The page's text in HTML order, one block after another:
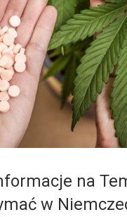
w całych Niemczech
marihuany, która
z nowego leku na receptę.
tego […]
na
w